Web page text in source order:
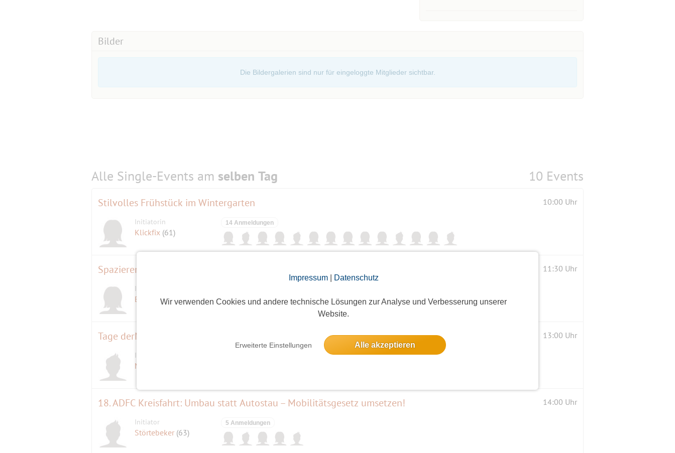
Impressum| Datenschutz
Wir verwenden Cookies und andere technische Lösungen zur Analyse und Verbesserung unserer
Website.
Erweiterte Einstellungen Alle akzeptieren
Bilder
Die Bildergalerien sind nur für eingeloggte Mitglieder sichtbar.
Alle Single-Events am selben Tag 10 Events
Stilvolles Frühstück im Wintergarten 10:00 Uhr
Initiatorin
Klickfix (61)
14 Anmeldungen
Spazieren am Samstag 11:30 Uhr
Initiatorin
Etaner (70)
Tage derManufakturen ,,Handmade Cooking & Dining"sowie Regionalmarkt) 13:00 Uhr
Initiator
Maratiri
18. ADFC Kreisfahrt: Umbau statt Autostau – Mobilitätsgesetz umsetzen! 14:00 Uhr
Initiator
Störtebeker (63)
5 Anmeldungen